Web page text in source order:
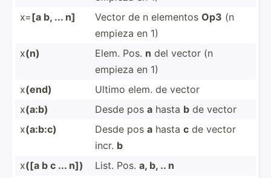
x=[a b, ... n] Vector de n elementos Op3 (n
empieza en 1)
x(n) Elem. Pos. n del vector (n
empieza en 1)
x(end)
Ultimo elem. de vector
x(a:b) Desde pos a hasta b de vector
x(a:b:c) Desde pos a hasta c de vector
incr. b
x([a b c ... n]) List. Pos. a, b, .. n